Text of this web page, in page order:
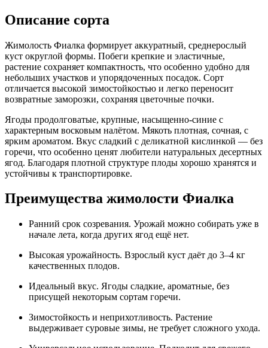
Описание сорта
Жимолость Фиалка формирует аккуратный, среднерослый
куст округлой формы. Побеги крепкие и эластичные,
растение сохраняет компактность, что особенно удобно для
небольших участков и упорядоченных посадок. Сорт
отличается высокой зимостойкостью и легко переносит
возвратные заморозки, сохраняя цветочные почки.
Ягоды продолговатые, крупные, насыщенно-синие с
характерным восковым налётом. Мякоть плотная, сочная, с
ярким ароматом. Вкус сладкий с деликатной кислинкой — без
горечи, что особенно ценят любители натуральных десертных
ягод. Благодаря плотной структуре плоды хорошо хранятся и
устойчивы к транспортировке.
Преимущества жимолости Фиалка
Ранний срок созревания. Урожай можно собирать уже в
начале лета, когда других ягод ещё нет.
Высокая урожайность. Взрослый куст даёт до 3–4 кг
качественных плодов.
Идеальный вкус. Ягоды сладкие, ароматные, без
присущей некоторым сортам горечи.
Зимостойкость и неприхотливость. Растение
выдерживает суровые зимы, не требует сложного ухода.